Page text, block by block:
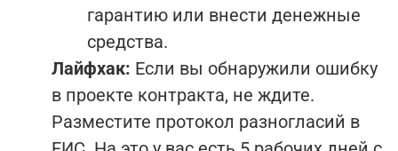
гарантию или внести денежные
средства.
Лайфхак: Если вы обнаружили ошибку
в проекте контракта, не ждите.
Разместите протокол разногласий в